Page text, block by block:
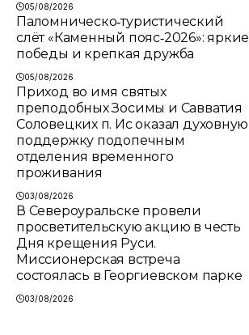
05/08/2026
Паломническо‑туристический
слёт «Каменный пояс‑2026»: яркие
победы и крепкая дружба
05/08/2026
Приход во имя святых
преподобных Зосимы и Савватия
Соловецких п. Ис оказал духовную
поддержку подопечным
отделения временного
проживания
03/08/2026
В Североуральске провели
просветительскую акцию в честь
Дня крещения Руси.
Миссионерская встреча
состоялась в Георгиевском парке
03/08/2026